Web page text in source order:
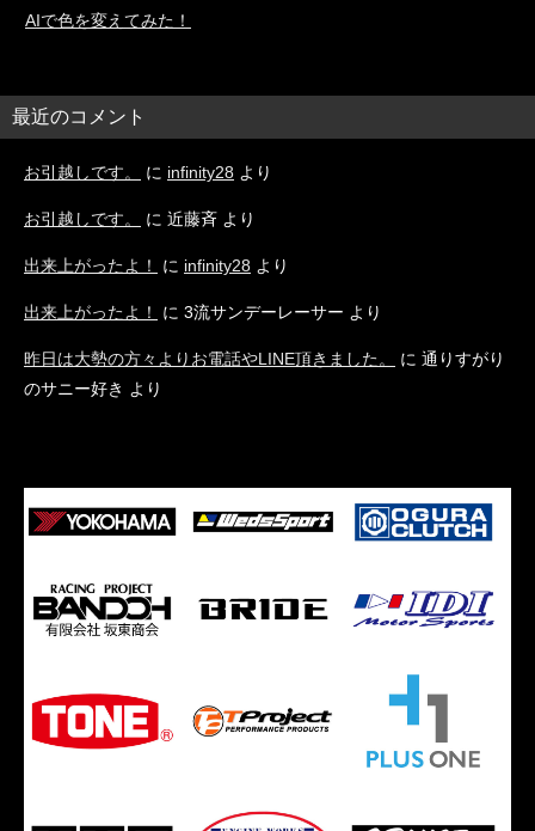
AIで色を変えてみた！
最近のコメント
お引越しです。 に infinity28 より
お引越しです。 に 近藤斉 より
出来上がったよ！ に infinity28 より
出来上がったよ！ に 3流サンデーレーサー より
昨日は大勢の方々よりお電話やLINE頂きました。 に 通りすがり
のサニー好き より